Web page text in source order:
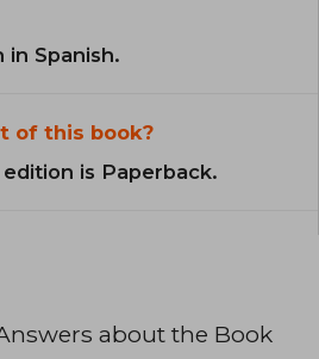
Spanish.
of this book?
is Paperback.
about the Book